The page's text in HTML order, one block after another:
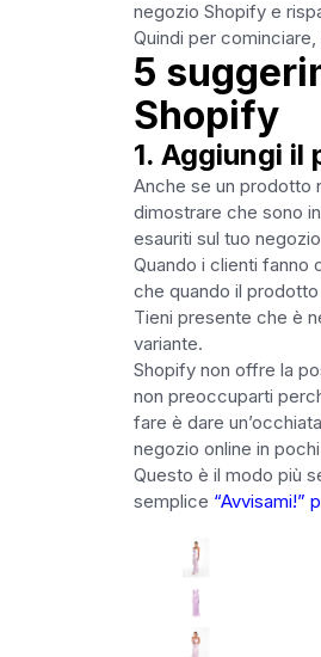
negozio Shopify e
Quindi per
5
Shopify
1. Aggiungi il
Anche se un prodotto
dimostrare che sono
esauriti sul tuo
Quando i clienti fanno
che quando il
Tieni presente che è
variante.
Shopify non offre la
non preoccuparti
fare è dare
negozio online in
Questo è il modo più
semplice “Avvisami!”